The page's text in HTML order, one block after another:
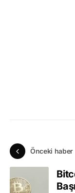
Önceki haber